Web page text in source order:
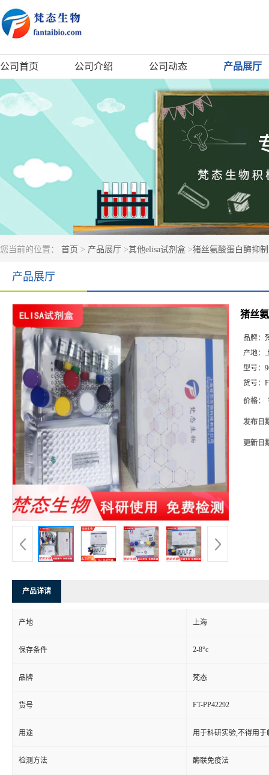
公司首页 公司介绍 公司动态 产品展厅
您当前的位置： 首页 > 产品展厅 >其他elisa试剂盒 >猪丝氨酸蛋白酶抑
产品展厅
猪丝
品牌：
产地：
型号：
货号：
价格：
发布日
更新日
产品详请
产地 上海
保存条件 2-8°c
品牌 梵态
货号 FT-PP42292
用途 用于科研实验,不得用于
检测方法 酶联免疫法